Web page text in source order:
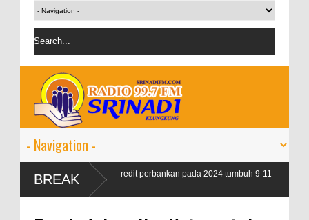
BREAK
targetkan kredit perbankan pada 2024 tumbuh 9-11